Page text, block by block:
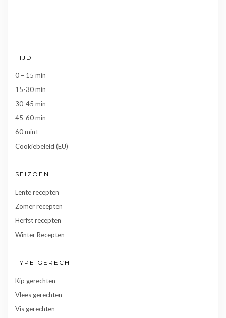
TIJD
0 – 15 min
15-30 min
30-45 min
45-60 min
60 min+
Cookiebeleid (EU)
SEIZOEN
Lente recepten
Zomer recepten
Herfst recepten
Winter Recepten
TYPE GERECHT
Kip gerechten
Vlees gerechten
Vis gerechten